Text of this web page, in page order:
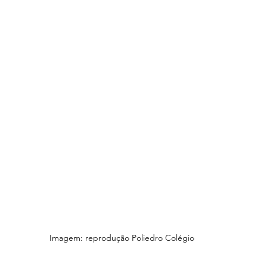
Imagem: reprodução Poliedro Colégio